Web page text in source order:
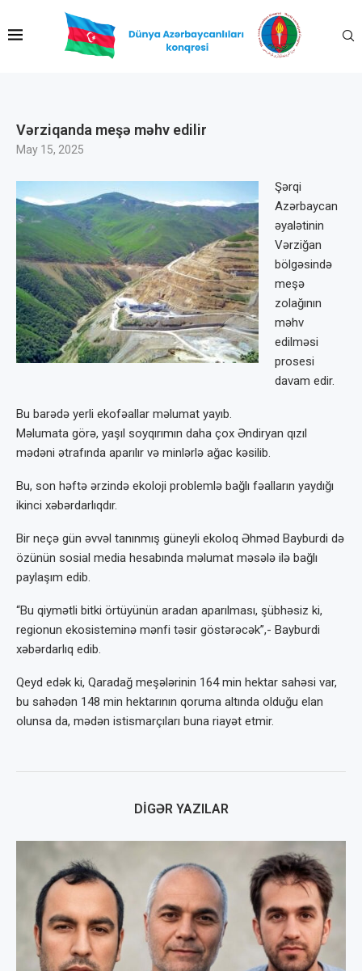
Vərziqanda meşə məhv edilir
May 15, 2025
Şərqi
Azərbaycan
əyalətinin
Vərziğan
bölgəsində
meşə
zolağının
məhv
edilməsi
prosesi
davam edir.
Bu barədə yerli ekofəallar məlumat yayıb.
Məlumata görə, yaşıl soyqırımın daha çox Əndiryan qızıl
mədəni ətrafında aparılır və minlərlə ağac kəsilib.
Bu, son həftə ərzində ekoloji problemlə bağlı fəalların yaydığı
ikinci xəbərdarlıqdır.
Bir neçə gün əvvəl tanınmış güneyli ekoloq Əhməd Bayburdi də
özünün sosial media hesabında məlumat məsələ ilə bağlı
paylaşım edib.
“Bu qiymətli bitki örtüyünün aradan aparılması, şübhəsiz ki,
regionun ekosisteminə mənfi təsir göstərəcək”,- Bayburdi
xəbərdarlıq edib.
Qeyd edək ki, Qaradağ meşələrinin 164 min hektar sahəsi var,
bu sahədən 148 min hektarının qoruma altında olduğu elan
olunsa da, mədən istismarçıları buna riayət etmir.
DIGƏR YAZILAR